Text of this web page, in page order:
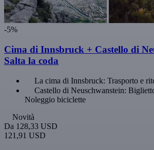
-5%
Cima di Innsbruck + Castello di
Salta la coda
La cima di Innsbruck: Trasporto e
Castello di Neuschwanstein:
Noleggio biciclette
Novità
Da 128,33 USD
121,91 USD